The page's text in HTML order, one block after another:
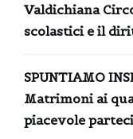
Valdichiana
scolastici e il
SPUNTIAMO
Matrimoni ai
piacevole